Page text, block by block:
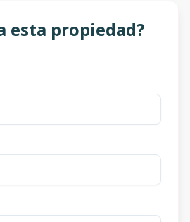
esta propiedad?